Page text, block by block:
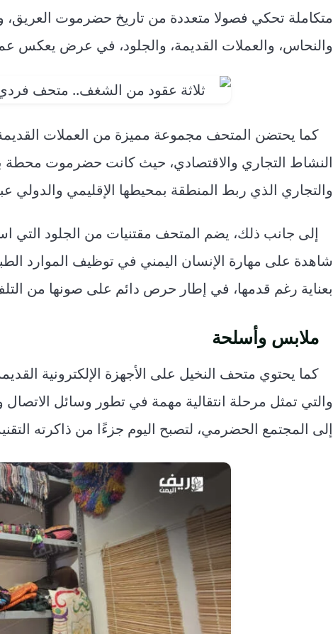
متكاملة تحكي فصولا متعددة من تاريخ حضرموت العريق،
والنحاس، والعملات القديمة، والجلود، في عرض يعكس
كما يحتضن المتحف مجموعة مميزة من العملات
النشاط التجاري والاقتصادي، حيث كانت حضرموت محطة
والتجاري الذي ربط المنطقة بمحيطها الإقليمي والدولي
إلى جانب ذلك، يضم المتحف مقتنيات من الجلود التي
شاهدة على مهارة الإنسان اليمني في توظيف الموارد
بعناية رغم قدمها، في إطار حرص دائم على صونها من التلف
ملابس وأسلحة
كما يحتوي متحف النخيل على الأجهزة الإلكترونية
والتي تمثل مرحلة انتقالية مهمة في تطور وسائل
إلى المجتمع الحضرمي، لتصبح اليوم جزءًا من ذاكرته